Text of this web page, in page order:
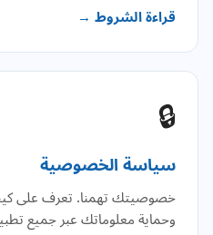
قراءة الشروط →
🔒
سياسة الخصوصية
خصوصيتك تهمنا. تعرف على
وحماية معلوماتك عبر جميع